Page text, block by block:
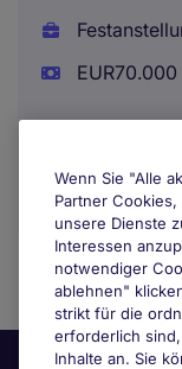
Wenn Sie "Alle
Partner
unsere Dienste
Interessen
notwendiger
ablehnen"
strikt für die
erforderlich
Inhalte an. Sie